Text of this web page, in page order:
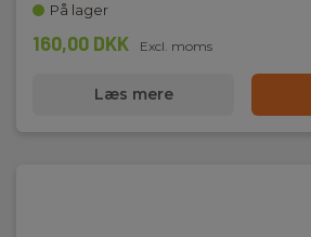
Ja
På lager
160,00 DKK Excl. moms
Læs mere